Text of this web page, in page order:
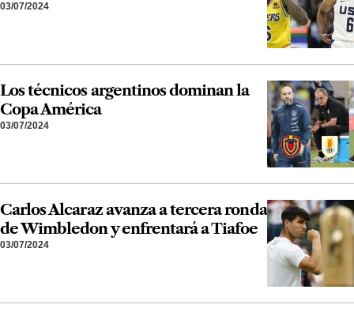
03/07/2024
Los técnicos argentinos dominan la
Copa América
03/07/2024
Carlos Alcaraz avanza a tercera ronda
de Wimbledon y enfrentará a Tiafoe
03/07/2024